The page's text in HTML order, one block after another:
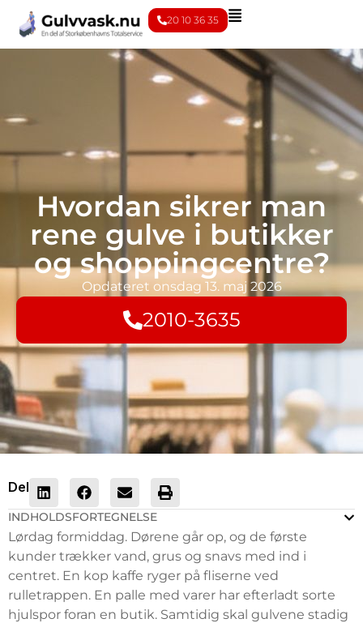
20 10 36 35
Hvordan sikrer man
rene gulve i butikker
og shoppingcentre?
Opdateret onsdag 13. maj 2026
2010-3635
Del
INDHOLDSFORTEGNELSE
Lørdag formiddag. Dørene går op, og de første
kunder trækker vand, grus og snavs med ind i
centret. En kop kaffe ryger på fliserne ved
rulletrappen. En palle med varer har efterladt sorte
hjulspor foran en butik. Samtidig skal gulvene stadig